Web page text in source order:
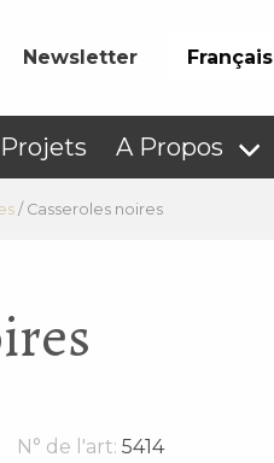
Newsletter Français
Projets A Propos
/ Casseroles noires
N° de l'art: 5414